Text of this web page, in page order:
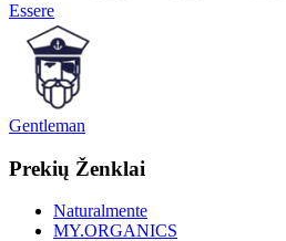
Essere
Gentleman
Prekių Ženklai
Naturalmente
MY.ORGANICS